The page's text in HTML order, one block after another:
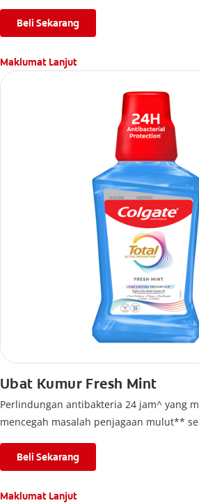
Beli Sekarang
Maklumat Lanjut
Ubat Kumur Fresh Mint
Perlindungan antibakteria 24 jam^ yang
mencegah masalah penjagaan mulut**
Beli Sekarang
Maklumat Lanjut